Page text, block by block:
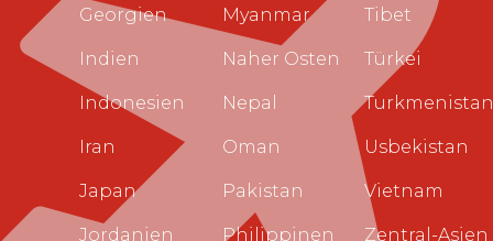
Georgien
Indien
Indonesien
Iran
Japan
Jordanien
Myanmar
Naher Osten
Nepal
Oman
Pakistan
Philippinen
Tibet
Türkei
Usbekistan
Vietnam
Zentral-Asien